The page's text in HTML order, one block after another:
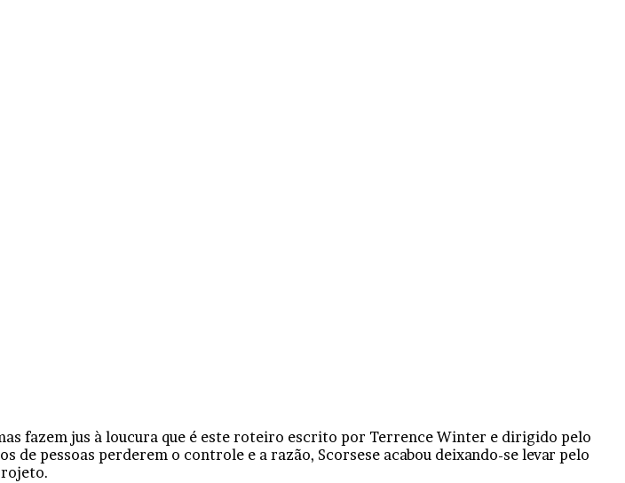
fazem jus à loucura que é este roteiro escrito por Terrence Winter e dirigido pelo
pessoas perderem o controle e a razão, Scorsese acabou deixando-se levar pelo